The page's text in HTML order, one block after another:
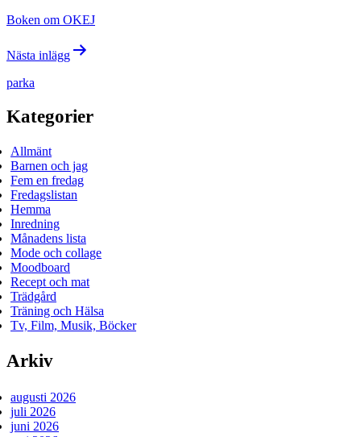
Boken om OKEJ
Nästa inlägg
parka
Kategorier
Allmänt
Barnen och jag
Fem en fredag
Fredagslistan
Hemma
Inredning
Månadens lista
Mode och collage
Moodboard
Recept och mat
Trädgård
Träning och Hälsa
Tv, Film, Musik, Böcker
Arkiv
augusti 2026
juli 2026
juni 2026